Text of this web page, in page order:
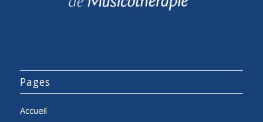
Pages
Accueil